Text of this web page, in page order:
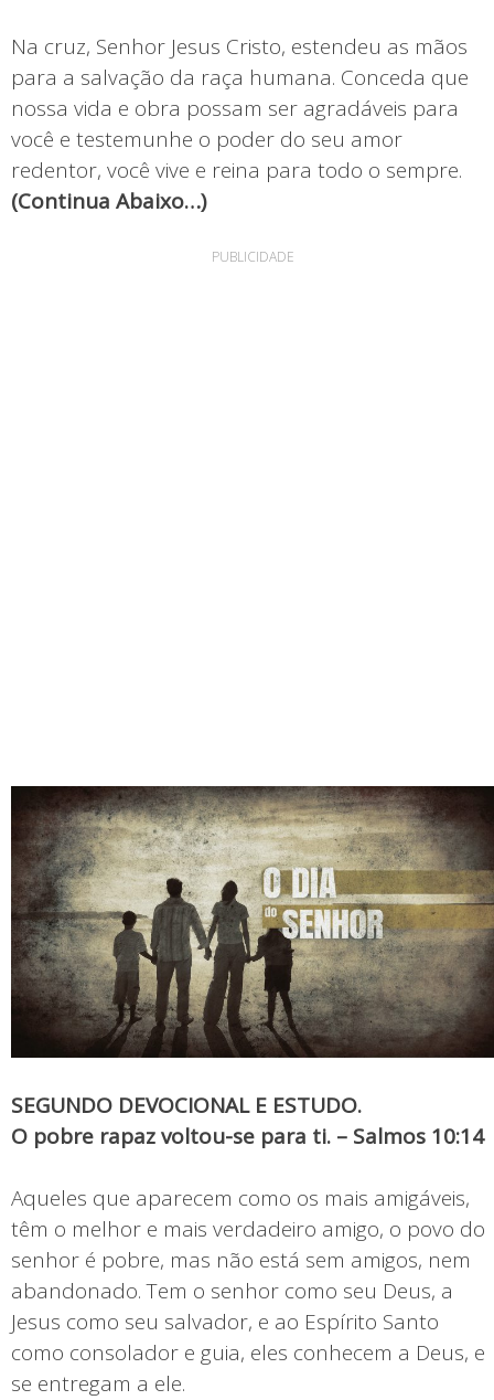
Na cruz, Senhor Jesus Cristo, estendeu as mãos
para a salvação da raça humana. Conceda que
nossa vida e obra possam ser agradáveis ​​para
você e testemunhe o poder do seu amor
redentor, você vive e reina para todo o sempre.
(Continua Abaixo…)
PUBLICIDADE
SEGUNDO DEVOCIONAL E ESTUDO.
O pobre rapaz voltou-se para ti. – Salmos 10:14
Aqueles que aparecem como os mais amigáveis,
têm o melhor e mais verdadeiro amigo, o povo do
senhor é pobre, mas não está sem amigos, nem
abandonado. Tem o senhor como seu Deus, a
Jesus como seu salvador, e ao Espírito Santo
como consolador e guia, eles conhecem a Deus, e
se entregam a ele.